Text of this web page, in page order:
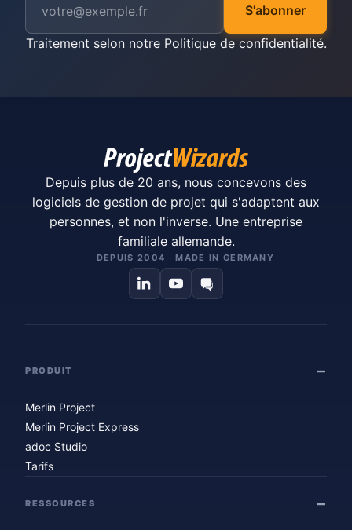
S'abonner
Traitement selon notre Politique de confidentialité.
Depuis plus de 20 ans, nous concevons des
logiciels de gestion de projet qui s'adaptent aux
personnes, et non l'inverse. Une entreprise
familiale allemande.
DEPUIS 2004 · MADE IN GERMANY
PRODUIT
Merlin Project
Merlin Project Express
adoc Studio
Tarifs
RESSOURCES